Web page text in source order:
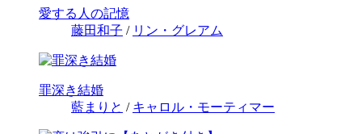
愛する人の記憶
藤田和子 / リン・グレアム
罪深き結婚
藍まりと / キャロル・モーティマー